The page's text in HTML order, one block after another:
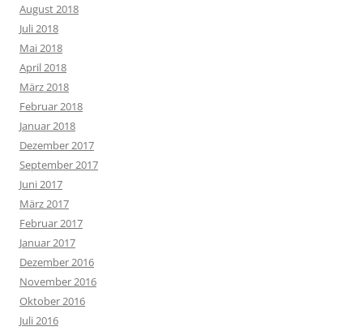
August 2018
Juli 2018
Mai 2018
April 2018
März 2018
Februar 2018
Januar 2018
Dezember 2017
September 2017
Juni 2017
März 2017
Februar 2017
Januar 2017
Dezember 2016
November 2016
Oktober 2016
Juli 2016